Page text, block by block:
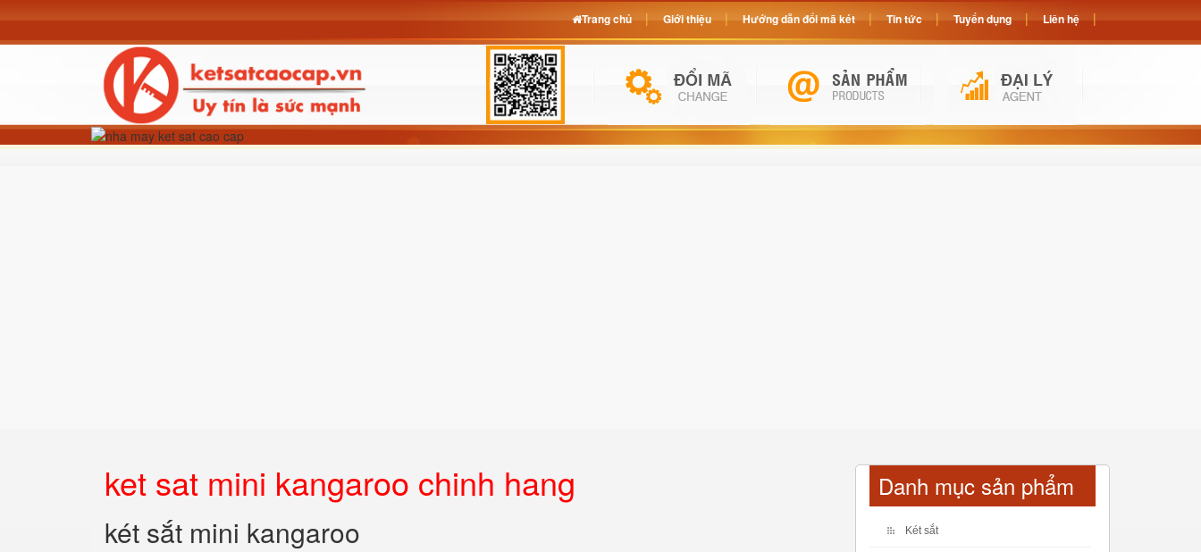
ket sat mini kangaroo chinh hang
két sắt mini kangaroo
Danh mục sản phẩm
Két sắt
Trang chủ Giới thiệu Hướng dẫn đổi mã két Tin tức Tuyển dụng Liên hệ